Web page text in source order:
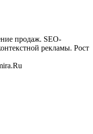
продаж. SEO-
рекламы. Рост